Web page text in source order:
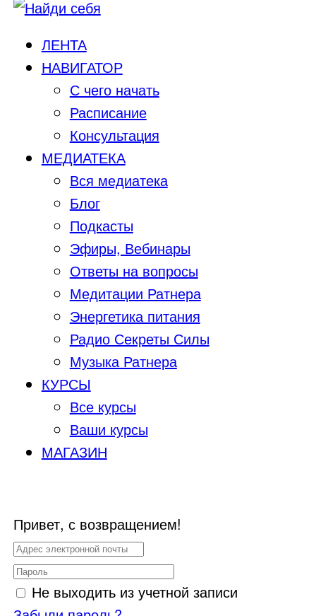
ЛЕНТА
НАВИГАТОР
С чего начать
Расписание
Консультация
МЕДИАТЕКА
Вся медиатека
Блог
Подкасты
Эфиры, Вебинары
Ответы на вопросы
Медитации Ратнера
Энергетика питания
Радио Секреты Силы
Музыка Ратнера
КУРСЫ
Все курсы
Ваши курсы
МАГАЗИН
Привет, с возвращением!
Не выходить из учетной записи